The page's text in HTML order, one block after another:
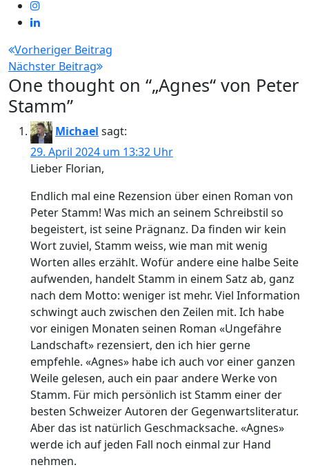
Beitragsnavigation
Vorheriger Beitrag
Nächster Beitrag
One thought on “„Agnes“ von Peter
Stamm”
Michael sagt:
29. April 2024 um 13:32 Uhr
Lieber Florian,
Endlich mal eine Rezension über einen Roman von
Peter Stamm! Was mich an seinem Schreibstil so
begeistert, ist seine Prägnanz. Da finden wir kein
Wort zuviel, Stamm weiss, wie man mit wenig
Worten alles erzählt. Wofür andere eine halbe Seite
aufwenden, handelt Stamm in einem Satz ab, ganz
nach dem Motto: weniger ist mehr. Viel Information
schwingt auch zwischen den Zeilen mit. Ich habe
vor einigen Monaten seinen Roman «Ungefähre
Landschaft» rezensiert, den ich hier gerne
empfehle. «Agnes» habe ich auch vor einer ganzen
Weile gelesen, auch ein paar andere Werke von
Stamm. Für mich persönlich ist Stamm einer der
besten Schweizer Autoren der Gegenwartsliteratur.
Aber das ist natürlich Geschmacksache. «Agnes»
werde ich auf jeden Fall noch einmal zur Hand
nehmen.